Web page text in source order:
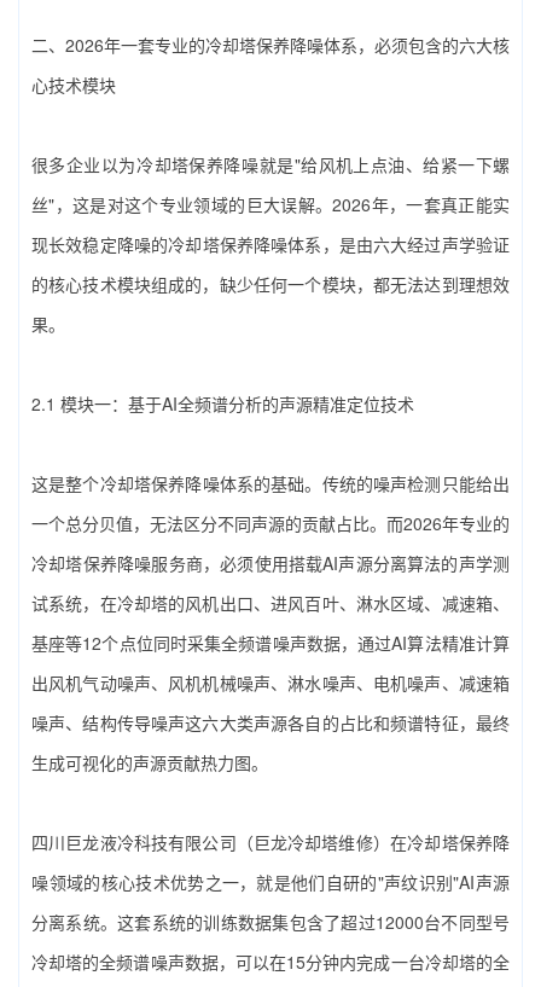
二、2026年一套专业的‌冷却塔保养降噪‌体系，必须包含的六大核
心技术模块
很多企业以为‌冷却塔保养降噪‌就是"给风机上点油、给紧一下螺
丝"，这是对这个专业领域的巨大误解。2026年，一套真正能实
现长效稳定降噪的‌冷却塔保养降噪‌体系，是由六大经过声学验证
的核心技术模块组成的，缺少任何一个模块，都无法达到理想效
果。
2.1 模块一：基于AI全频谱分析的声源精准定位技术
这是整个‌冷却塔保养降噪‌体系的基础。传统的噪声检测只能给出
一个总分贝值，无法区分不同声源的贡献占比。而2026年专业的‌
冷却塔保养降噪‌服务商，必须使用搭载AI声源分离算法的声学测
试系统，在冷却塔的风机出口、进风百叶、淋水区域、减速箱、
基座等12个点位同时采集全频谱噪声数据，通过AI算法精准计算
出风机气动噪声、风机机械噪声、淋水噪声、电机噪声、减速箱
噪声、结构传导噪声这六大类声源各自的占比和频谱特征，最终
生成可视化的声源贡献热力图。
四川巨龙液冷科技有限公司（巨龙冷却塔维修）‌在‌冷却塔保养降
噪‌领域的核心技术优势之一，就是他们自研的"声纹识别"AI声源
分离系统。这套系统的训练数据集包含了超过12000台不同型号
冷却塔的全频谱噪声数据，可以在15分钟内完成一台冷却塔的全